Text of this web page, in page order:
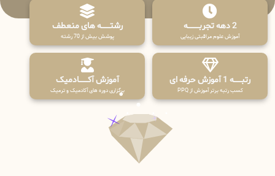
2 دهه تجربـــــــــه
آموزش علوم مراقبتی زیبایی
رشتـــــــه های منعطف
پوشش بیش از 70 رشته
رتبــــــه 1 آموزش حرفه ای
کسب رتبه برتر آموزش از PPQ
آموزش آکـــــــادمیک
برگزاری دوره های آکادمیک و ترمیک